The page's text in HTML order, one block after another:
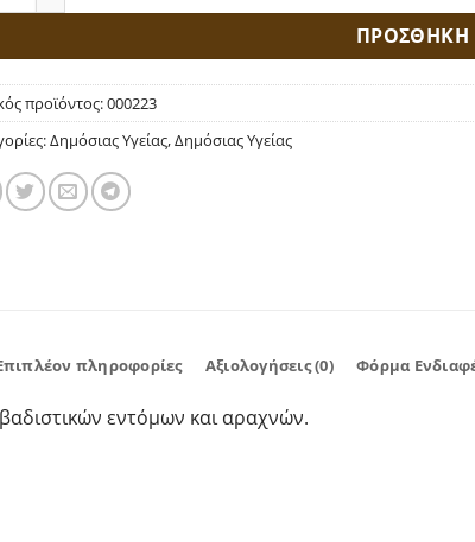
ΠΡΟΣΘΗΚΗ
προϊόντος:000223
Δημόσιας Υγείας,Δημόσιας Υγείας
πληροφορίες Αξιολογήσεις (0) Φόρμα
εντόμων και αραχνών.